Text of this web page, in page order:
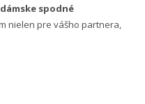
dámske spodné
nielen pre vášho partnera,